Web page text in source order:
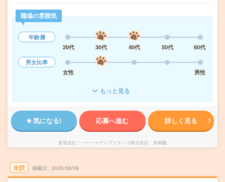
職場の雰囲気
年齢層
20代
30代 40代 50代
60代
男女比率
女性
男性
もっと見る
気になる! 応募へ進む 詳しく見る
派遣会社 パーソルテンプスタッフ株式会社 首都圏
未読 掲載日 2026/08/09